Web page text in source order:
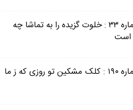
غزل شماره ۳۳ : خلوت گزیده را به تماشا چه
غزل شماره ۱۹۰ : کلک مشکین تو روزی که ز ما